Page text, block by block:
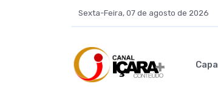
Sexta-Feira, 07 de agosto de 2026
Capa